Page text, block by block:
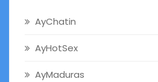
AyChatin
AyHotSex
AyMaduras